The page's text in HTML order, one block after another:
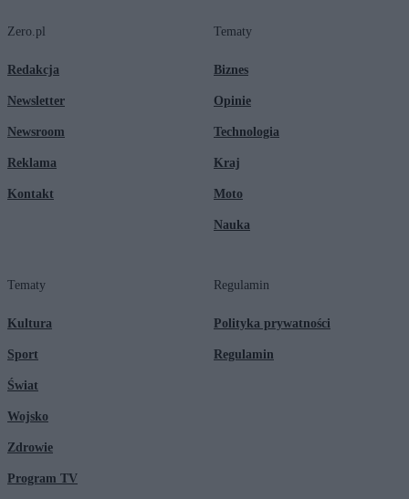
Zero.pl
Redakcja
Newsletter
Newsroom
Reklama
Kontakt
Tematy
Biznes
Opinie
Technologia
Kraj
Moto
Nauka
Tematy
Kultura
Sport
Świat
Wojsko
Zdrowie
Program TV
Regulamin
Polityka prywatności
Regulamin